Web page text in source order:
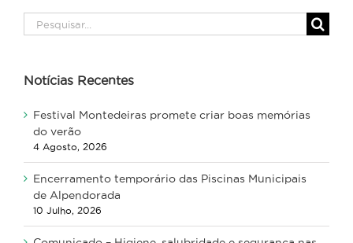
Pesquisar
Notícias Recentes
Festival Montedeiras promete criar boas memórias
do verão
4 Agosto, 2026
Encerramento temporário das Piscinas Municipais
de Alpendorada
10 Julho, 2026